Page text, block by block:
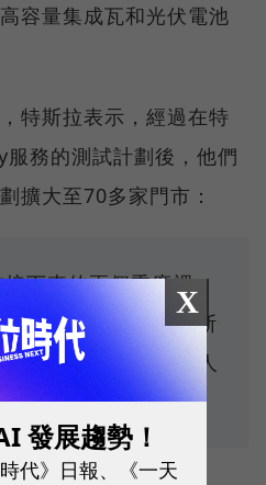
容量集成瓦和光伏電池
特斯拉表示，經過在特
務的測試計劃後，他們
擴大至70多家門市：
接下來的兩個季度裡，
分國外超過70家特斯
Tesla Energy銷售人
X
發展趨勢！
代》日報、《一天